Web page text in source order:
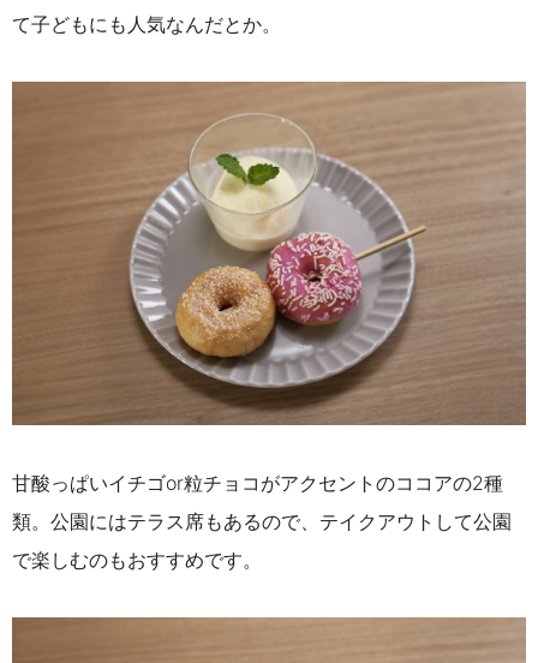
て子どもにも人気なんだとか。
甘酸っぱいイチゴor粒チョコがアクセントのココアの2種
類。公園にはテラス席もあるので、 テイクアウトして公園
で楽しむのもおすすめです。